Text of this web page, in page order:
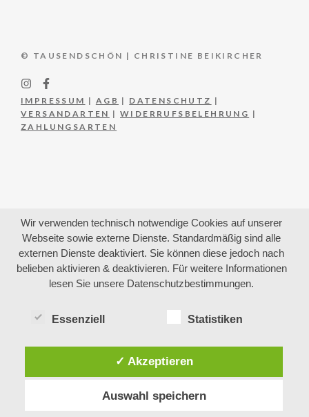
© TAUSENDSCHÖN | CHRISTINE BEIKIRCHER
IMPRESSUM | AGB | DATENSCHUTZ |
VERSANDARTEN |WIDERRUFSBELEHRUNG |
ZAHLUNGSARTEN
Wir verwenden technisch notwendige Cookies auf unserer
Webseite sowie externe Dienste. Standardmäßig sind alle
externen Dienste deaktiviert. Sie können diese jedoch nach
belieben aktivieren & deaktivieren. Für weitere Informationen
lesen Sie unsere Datenschutzbestimmungen.
Essenziell Statistiken
✓ Akzeptieren
Auswahl speichern